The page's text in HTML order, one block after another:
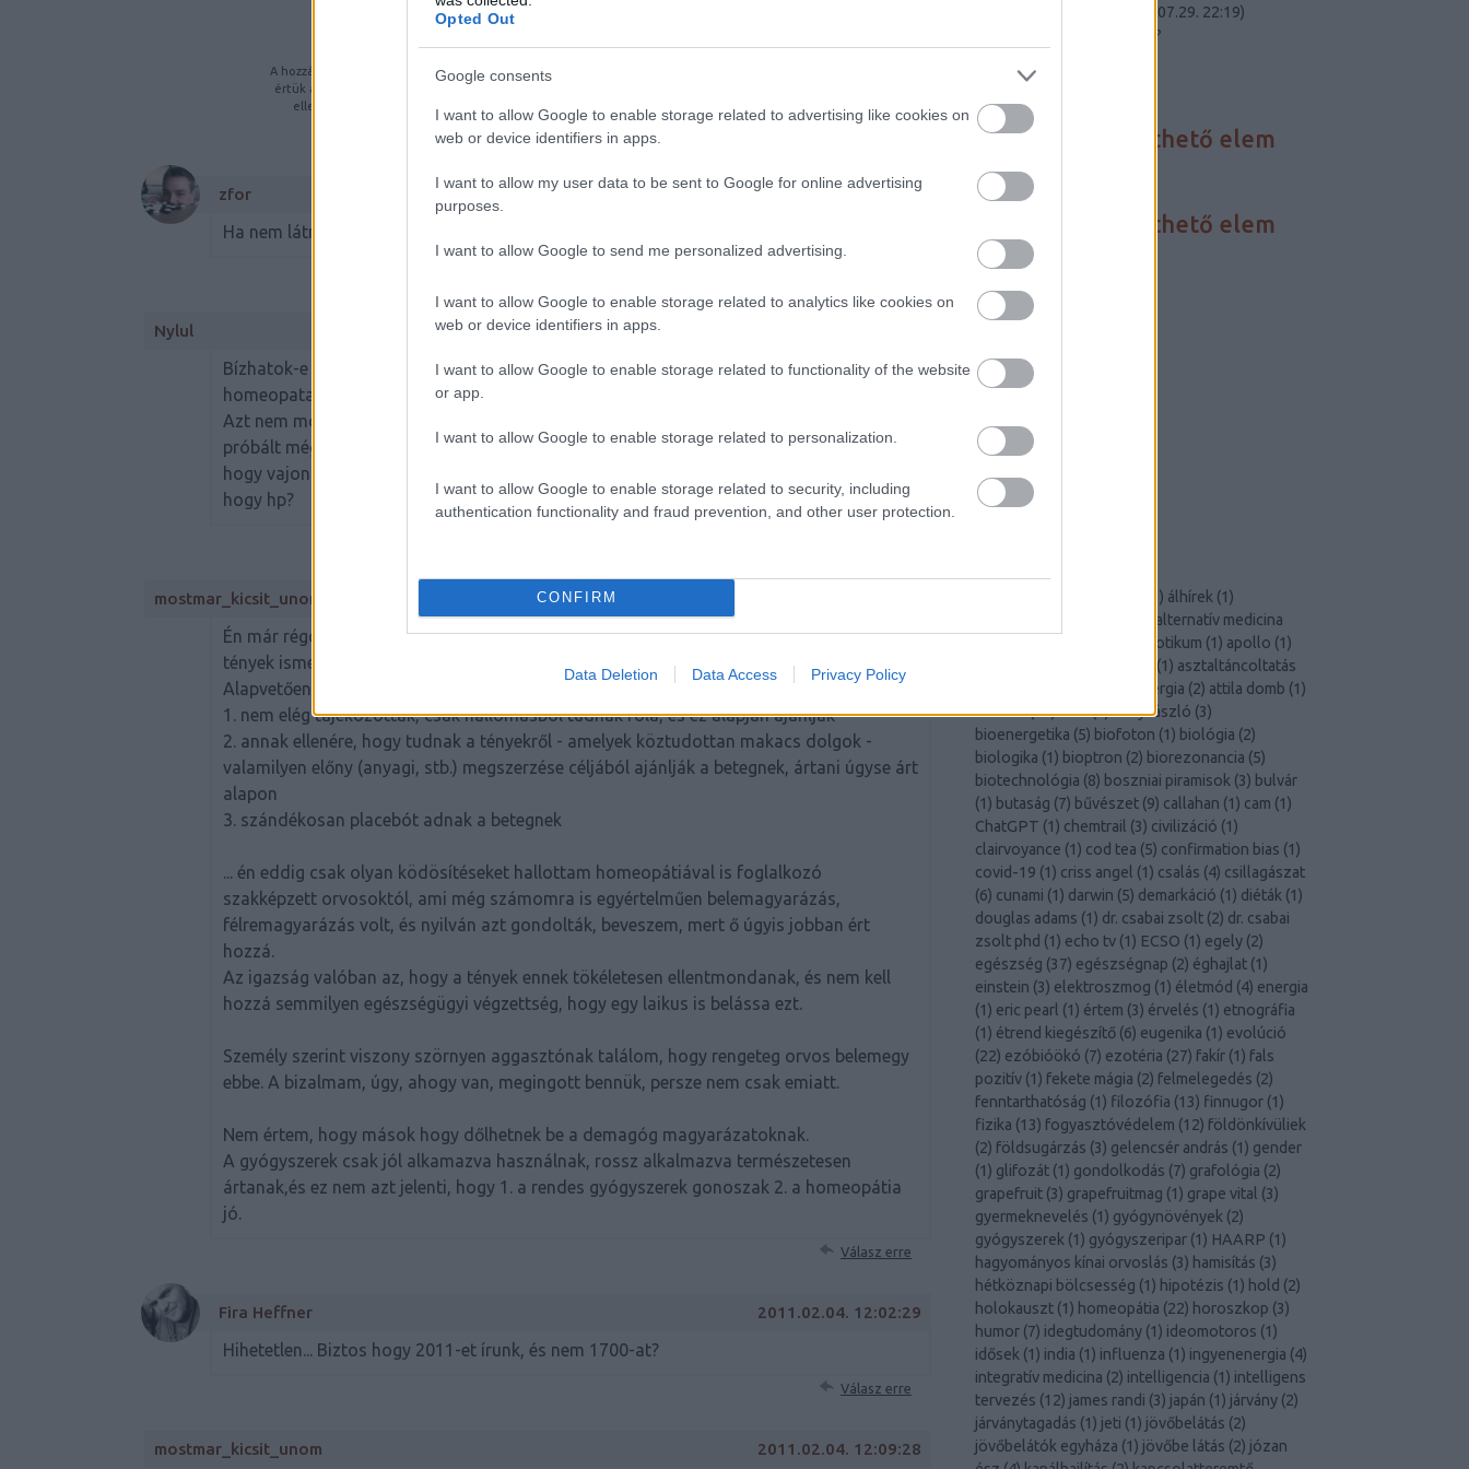
Opted Out
Google consents
I want to allow Google to enable storage related to advertising like cookies on
web or device identifiers in apps.
I want to allow my user data to be sent to Google for online advertising
purposes.
I want to allow Google to send me personalized advertising.
I want to allow Google to enable storage related to analytics like cookies on
web or device identifiers in apps.
I want to allow Google to enable storage related to functionality of the website
or app.
I want to allow Google to enable storage related to personalization.
I want to allow Google to enable storage related to security, including
authentication functionality and fraud prevention, and other user protection.
CONFIRM
Data Deletion Data Access Privacy Policy
KOMMENTEK:
A hozzászólások a vonatkozó jogszabályokértelmében felhasználói tartalomnak minősülnek,
értük a
üzemeltetője semmilyen felelősséget nem vállal, azokat nem
ellenőrzi. Kifogás esetén forduljon a blog szerkesztőjéhez. Részletek a
feltételekben és azadatvédelmi tájékoztatóban.
zfor 2011.02.04. 08:51:28
Ha nem látnád a magyar feliratot, kattints a videó jobb alsó sarkában a CC gombra.
Nylul
Bízhatok-e hagyományos orvoslás tekintetén abban az orvosomban, aki maga is
homeopata?
Azt nem mondanám, hogy a kezelések során nagyon próbálna győzködni, illetve sosem
próbált még meg a hagyományos gyógyszer helyett hp cuccot adni, de azért érdekelne,
hogy vajon általam nem érzékelt/felismert döntéseiben befolyásolhatja egy orvost az,
hogy hp?
mostmar_kicsit_unom
Én már régóta agyalok azon, hogy diplomás, képzett orvosok és gyógyszerészek a
tények ismeretében miért támogatják, ajánlják mégis a homeopátiát.
Alapvetően három lehetőséget tudok elképzelni
1. nem elég tájékozottak, csak hallomásból tudnak róla, és ez alapján ajánlják
2. annak ellenére, hogy tudnak a tényekről - amelyek köztudottan makacs dolgok -
valamilyen előny (anyagi, stb.) megszerzése céljából ajánlják a betegnek, ártani úgyse árt
alapon
3. szándékosan placebót adnak a betegnek
... én eddig csak olyan ködösítéseket hallottam homeopátiával is foglalkozó
szakképzett orvosoktól, ami még számomra is egyértelműen belemagyarázás,
félremagyarázás volt, és nyilván azt gondolták, beveszem, mert ő úgyis jobban ért
hozzá.
Az igazság valóban az, hogy a tények ennek tökéletesen ellentmondanak, és nem kell
hozzá semmilyen egészségügyi végzettség, hogy egy laikus is belássa ezt.
Személy szerint viszony szörnyen aggasztónak találom, hogy rengeteg orvos belemegy
ebbe. A bizalmam, úgy, ahogy van, megingott bennük, persze nem csak emiatt.
Nem értem, hogy mások hogy dőlhetnek be a demagóg magyarázatoknak.
A gyógyszerek csak jól alkamazva használnak, rossz alkalmazva természetesen
ártanak,és ez nem azt jelenti, hogy 1. a rendes gyógyszerek gonoszak 2. a homeopátia
jó.
Válasz erre
Fira Heffner 2011.02.04. 12:02:29
Hihetetlen... Biztos hogy 2011-et írunk, és nem 1700-at?
Válasz erre
mostmar_kicsit_unom 2011.02.04. 12:09:28
2023.07.29. 22:19)
Összeomlik a civilizációnk?
HÍREINK
Nincs megjeleníthető elem
FÓRUM
Nincs megjeleníthető elem
Critical Biomass
LINKEK
Darwin-nap
Szabadgondolkodó
Szkeptikus Társaság
) álhírek (1)
alternatív medicina
antibiotikum (1) apollo (1)
(1) asztaltáncoltatás
atomenergia (2) attila domb (1)
átverés(14)aura(2)béky lászló (3)
bioenergetika (5) biofoton (1) biológia (2)
biologika (1) bioptron (2) biorezonancia (5)
biotechnológia (8) boszniai piramisok (3) bulvár
(1) butaság (7) bűvészet (9) callahan (1) cam (1)
ChatGPT (1) chemtrail (3) civilizáció (1)
clairvoyance (1) cod tea (5) confirmation bias (1)
covid-19 (1) criss angel (1) csalás (4) csillagászat
(6) cunami (1) darwin (5) demarkáció (1) diéták (1)
douglas adams (1) dr. csabai zsolt (2) dr. csabai
zsolt phd (1) echo tv (1) ECSO (1) egely (2)
egészség (37) egészségnap (2) éghajlat (1)
einstein (3) elektroszmog (1) életmód (4) energia
(1) eric pearl (1) értem (3) érvelés (1) etnográfia
(1) étrend kiegészítő (6) eugenika (1) evolúció
(22) ezóbióökó (7) ezotéria (27) fakír (1) fals
pozitív (1) fekete mágia (2) felmelegedés (2)
fenntarthatóság (1) filozófia (13) finnugor (1)
fizika (13) fogyasztóvédelem (12) földönkívüliek
(2) földsugárzás (3) gelencsér andrás (1) gender
(1) glifozát (1) gondolkodás (7) grafológia (2)
grapefruit (3) grapefruitmag (1) grape vital (3)
gyermeknevelés (1) gyógynövények (2)
gyógyszerek (1) gyógyszeripar (1) HAARP (1)
hagyományos kínai orvoslás (3) hamisítás (3)
hétköznapi bölcsesség (1) hipotézis (1) hold (2)
holokauszt (1) homeopátia (22) horoszkop (3)
humor (7) idegtudomány (1) ideomotoros (1)
idősek (1) india (1) influenza (1) ingyenenergia (4)
integratív medicina (2) intelligencia (1) intelligens
tervezés (12) james randi (3) japán (1) járvány (2)
járványtagadás (1) jeti (1) jövőbelátás (2)
jövőbelátók egyháza (1) jövőbe látás (2) józan